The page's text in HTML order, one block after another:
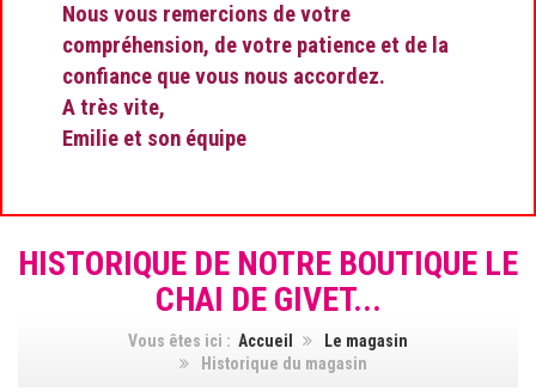
Nous vous remercions de votre
compréhension, de votre patience et de la
confiance que vous nous accordez.
A très vite,
Emilie et son équipe
HISTORIQUE DE NOTRE BOUTIQUE LE
CHAI DE GIVET...
Vous êtes ici : Accueil
Le magasin
Historique du magasin